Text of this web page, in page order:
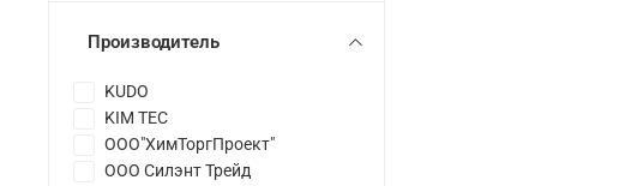
Производитель
KUDO
KIM TEC
ООО"ХимТоргПроект"
ООО Силэнт Трейд